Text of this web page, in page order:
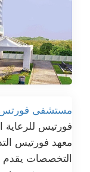
مستشفى
فورتيس
معهد فورتيس
التخصصات يقدم